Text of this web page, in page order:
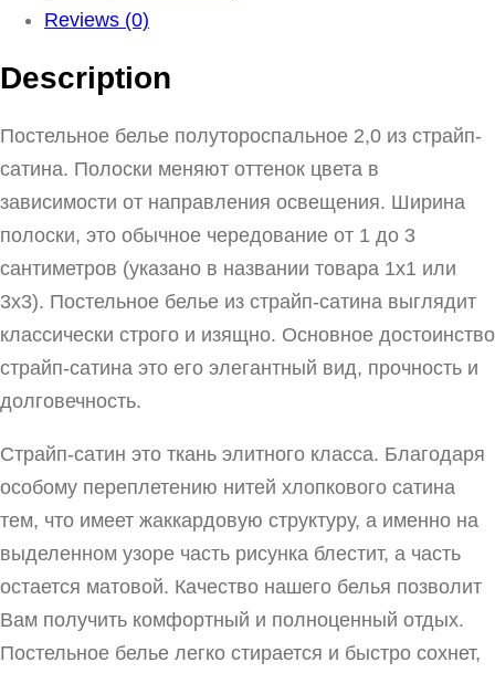
Reviews (0)
Description
Постельное белье полутороспальное 2,0 из страйп-
сатина. Полоски меняют оттенок цвета в
зависимости от направления освещения. Ширина
полоски, это обычное чередование от 1 до 3
сантиметров (указано в названии товара 1х1 или
3х3). Постельное белье из страйп-сатина выглядит
классически строго и изящно. Основное достоинство
страйп-сатина это его элегантный вид, прочность и
долговечность.
Страйп-сатин это ткань элитного класса. Благодаря
особому переплетению нитей хлопкового сатина
тем, что имеет жаккардовую структуру, а именно на
выделенном узоре часть рисунка блестит, а часть
остается матовой. Качество нашего белья позволит
Вам получить комфортный и полноценный отдых.
Постельное белье легко стирается и быстро сохнет,